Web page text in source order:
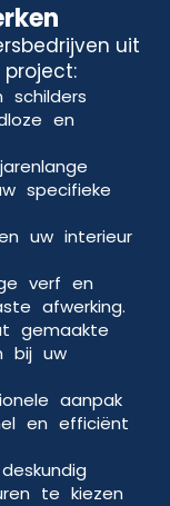
uit
project:
schilders
en
specifieke
uw interieur
verf en
afwerking.
gemaakte
bij uw
aanpak
en efficiënt
te kiezen